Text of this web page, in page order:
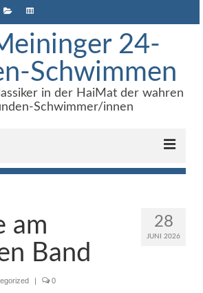
24-
Schwimmen
in der HaiMat der wahren
Schwimmer/innen
28
JUNI 2026
am
Band
| 0